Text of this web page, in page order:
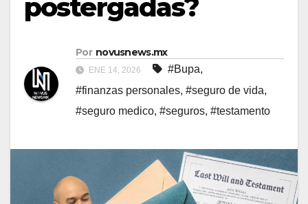
postergadas?
Por novusnews.mx
ENE 14, 2026 #Bupa,
#finanzas personales, #seguro de vida,
#seguro medico, #seguros, #testamento